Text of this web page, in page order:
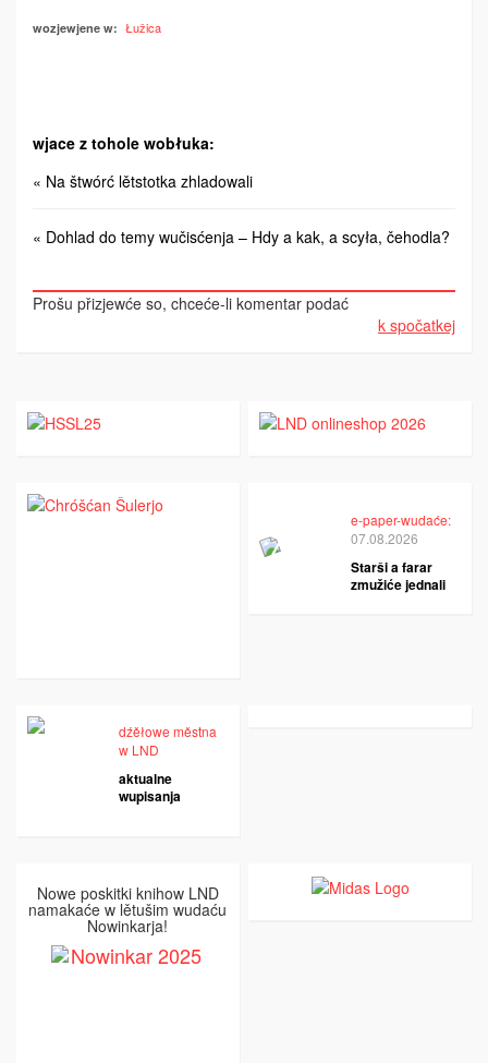
wozjewjene w: Łužica
wjace z tohole wobłuka:
« Na štwórć lětstotka zhladowali
« Dohlad do temy wučisćenja – Hdy a kak, a scyła, čehodla?
Prošu přizjewće so, chceće-li komentar podać
k spočatkej
e-paper-wudaće:
07.08.2026
Starši a farar
zmužiće jednali
dźěłowe městna
w LND
aktualne
wupisanja
Nowe poskitki knihow LND
namakaće w lětušim wudaću
Nowinkarja!